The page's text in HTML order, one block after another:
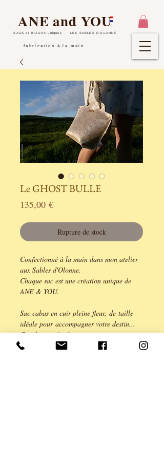
SACS et BIJOUX uniques - LES SABLES D'OLONNE
ANE and YOU
fabrication à la main
Le GHOST BULLE
135,00 €Prix
Rupture de stock
Confectionné à la main dans mon atelier
aux Sables d'Olonne.
Chaque sac est une création unique de
ANE & YOU.
Sac cabas en cuir pleine fleur, de taille
idéale pour accompagner votre destin...
Cuir beige effet doré, intérieur en coton
assorti.